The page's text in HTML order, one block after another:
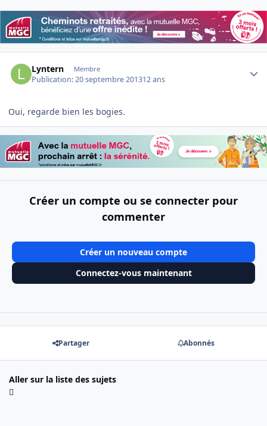
Lyntern Membre
Publication:20 septembre 201312 ans
Oui, regarde bien les bogies.
Créer un compte ou se connecter pour
commenter
Créer un nouveau compte
Connectez-vous maintenant
Partager Abonnés
Aller sur la liste des sujets